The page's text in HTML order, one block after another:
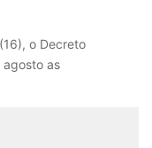
o Decreto
agosto as